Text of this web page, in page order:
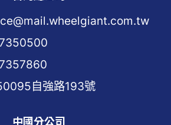
自強路193號
中國分公司